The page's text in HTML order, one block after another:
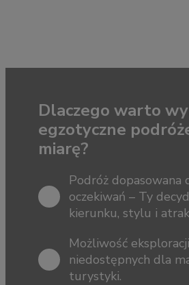
Dlaczego warto
egzotyczne
miarę?
Podróż dopasowana
oczekiwań – Ty
kierunku, stylu i
Możliwość
niedostępnych dla
turystyki.